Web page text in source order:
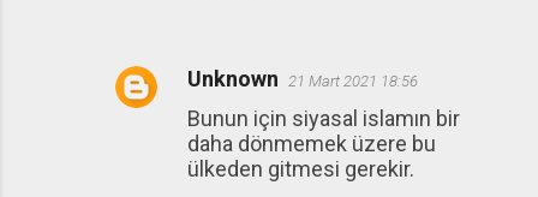
Unknown 21 Mart 2021 18:56
Bunun için siyasal islamın bir
daha dönmemek üzere bu
ülkeden gitmesi gerekir.